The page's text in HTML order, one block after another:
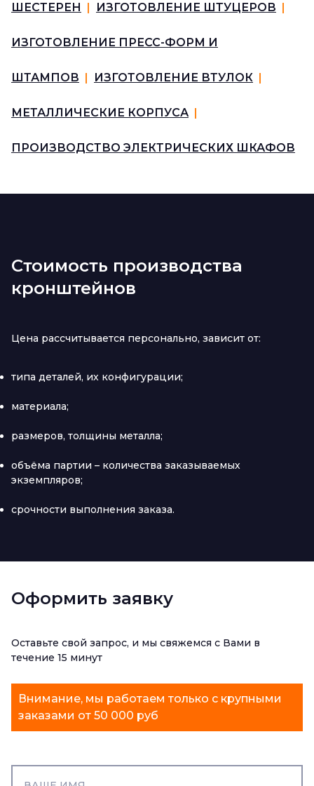
ШЕСТЕРЕН ИЗГОТОВЛЕНИЕ ШТУЦЕРОВ
ИЗГОТОВЛЕНИЕ ПРЕСС-ФОРМ И
ШТАМПОВ ИЗГОТОВЛЕНИЕ ВТУЛОК
МЕТАЛЛИЧЕСКИЕ КОРПУСА
ПРОИЗВОДСТВО ЭЛЕКТРИЧЕСКИХ ШКАФОВ
Стоимость производства
кронштейнов
Цена рассчитывается персонально, зависит от:
типа деталей, их конфигурации;
материала;
размеров, толщины металла;
объёма партии – количества заказываемых
экземпляров;
срочности выполнения заказа.
Оформить заявку
Оставьте свой запрос, и мы свяжемся с Вами в
течение 15 минут
Внимание, мы работаем только с крупными
заказами от 50 000 руб